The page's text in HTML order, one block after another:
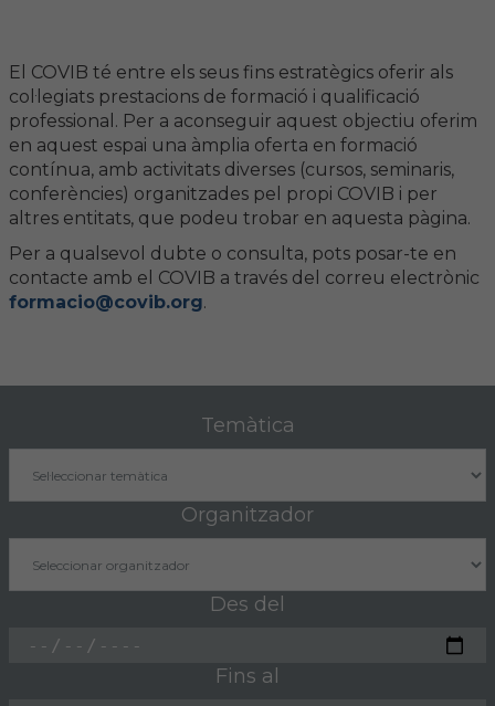
Ha oblidat la contrassenya?
Àrea col·legial
Borsa de treball
FORMACIÓ
Formació COVIB
Hemeroteca
El COVIB té entre els seus fins estratègics oferir als
col·legiats prestacions de formació i qualificació
professional. Per a aconseguir aquest objectiu oferim
en aquest espai una àmplia oferta en formació
contínua, amb activitats diverses (cursos, seminaris,
conferències) organitzades pel propi COVIB i per
altres entitats, que podeu trobar en aquesta pàgina.
Per a qualsevol dubte o consulta, pots posar-te en
contacte amb el COVIB a través del correu electrònic
formacio@covib.org.
Temàtica
Organitzador
Des del
Fins al